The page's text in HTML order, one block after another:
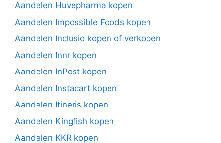
Aandelen Huvepharma kopen
Aandelen Impossible Foods kopen
Aandelen Inclusio kopen of verkopen
Aandelen Innr kopen
Aandelen InPost kopen
Aandelen Instacart kopen
Aandelen Itineris kopen
Aandelen Kingfish kopen
Aandelen KKR kopen